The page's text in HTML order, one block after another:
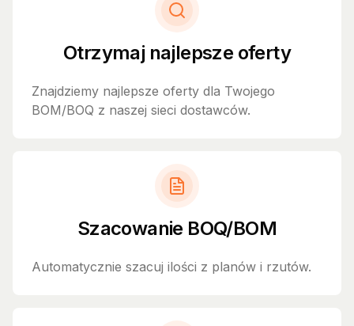
Otrzymaj najlepsze oferty
Znajdziemy najlepsze oferty dla Twojego
BOM/BOQ z naszej sieci dostawców.
Szacowanie BOQ/BOM
Automatycznie szacuj ilości z planów i rzutów.